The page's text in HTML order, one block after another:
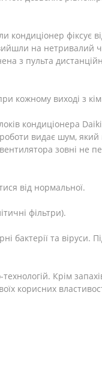
кондиціонер фіксує
на нетривалий
з пульта
кожному виході з
кондиціонера
видає шум,
зовні не
від нормальної.
фільтри).
бактерії та віруси.
Крім
корисних